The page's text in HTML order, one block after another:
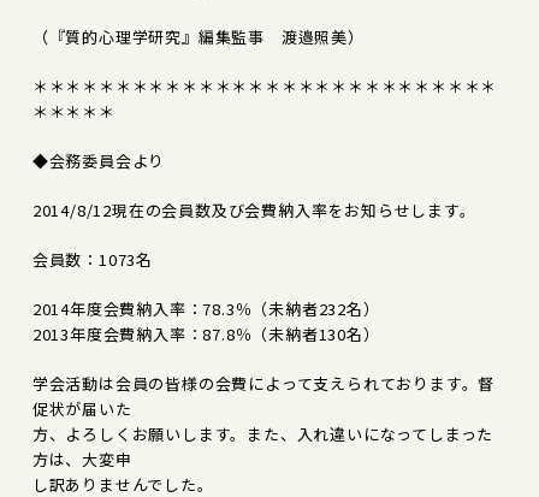
（『質的心理学研究』編集監事 渡邉照美）
＊＊＊＊＊＊＊＊＊＊＊＊＊＊＊＊＊＊＊＊＊＊＊＊＊＊＊＊
＊＊＊＊＊
◆会務委員会より
2014/8/12現在の会員数及び会費納入率をお知らせします。
会員数：1073名
2014年度会費納入率：78.3％（未納者232名）
2013年度会費納入率：87.8％（未納者130名）
学会活動は会員の皆様の会費によって支えられております。督
促状が届いた
方、よろしくお願いします。また、入れ違いになってしまった
方は、大変申
し訳ありませんでした。